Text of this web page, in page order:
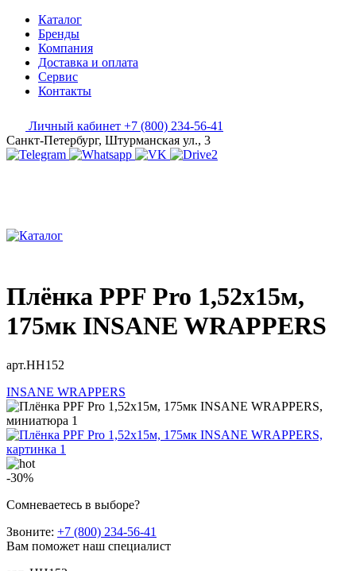
Каталог
Бренды
Компания
Доставка и оплата
Сервис
Контакты
Личный кабинет +7 (800) 234-56-41
Санкт-Петербург, Штурманская ул., 3
Плёнка PPF Pro 1,52x15м,
175мк INSANE WRAPPERS
арт.HH152
INSANE WRAPPERS
-30%
Сомневаетесь в выборе?
Звоните: +7 (800) 234-56-41
Вам поможет наш специалист